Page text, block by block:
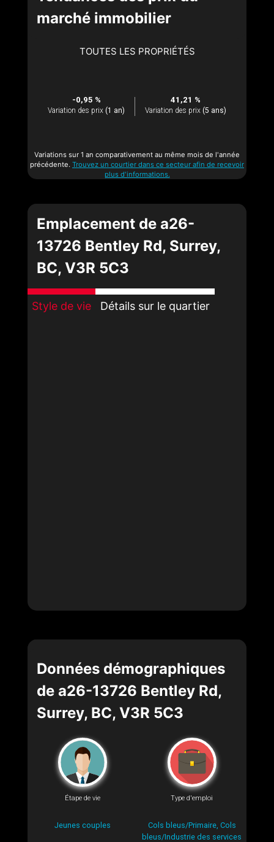
marché immobilier
TOUTES LES PROPRIÉTÉS
-0,95 %
Variation des prix (1 an)
41,21 %
Variation des prix (5 ans)
Variations sur 1 an comparativement au même mois de l'année
précédente. Trouvez un courtier dans ce secteur afin de recevoir
plus d'informations.
Emplacement de a26-
13726 Bentley Rd, Surrey,
BC, V3R 5C3
Style de vie Détails sur le quartier
Données démographiques
de a26-13726 Bentley Rd,
Surrey, BC, V3R 5C3
Étape de vie
Jeunes couples
Type d'emploi
Cols bleus/Primaire, Cols
bleus/Industrie des services